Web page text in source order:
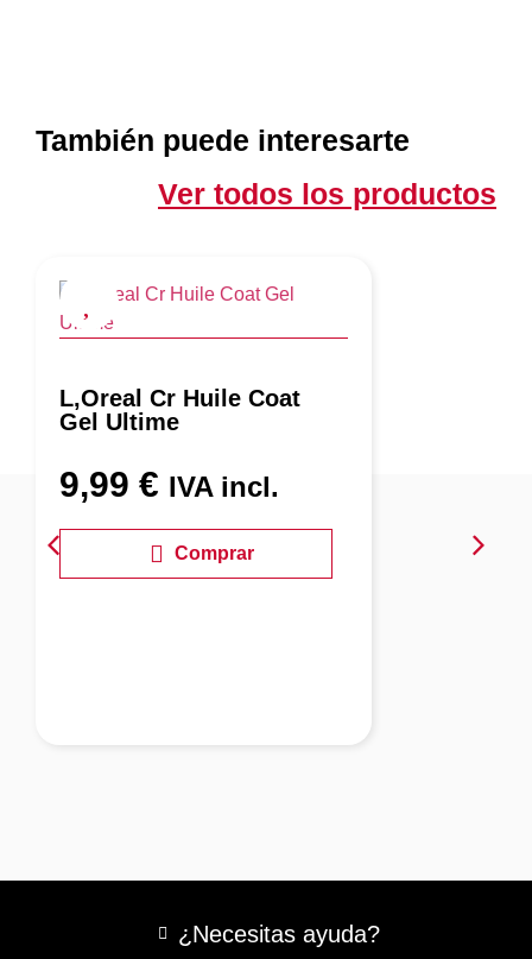
También puede interesarte
Ver todos los productos
L,Oreal Cr Huile Coat
Gel Ultime
9,99 € IVA incl.
Comprar
¿Necesitas ayuda?